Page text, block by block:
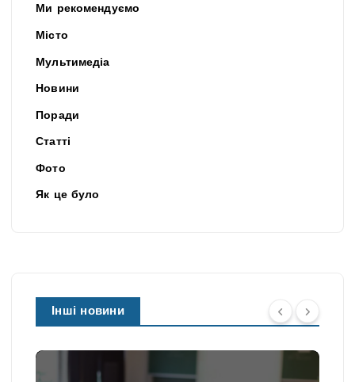
Ми рекомендуємо
Місто
Мультимедіа
Новини
Поради
Статті
Фото
Як це було
Інші новини